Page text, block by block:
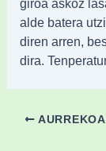
giroa askoz
alde batera
diren arren,
dira.
AURREKOA